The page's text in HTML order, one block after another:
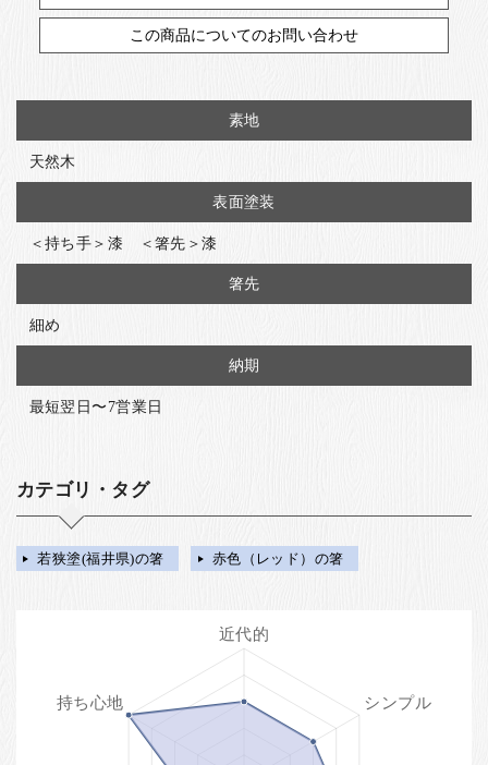
この商品についてのお問い合わせ
素地
天然木
表面塗装
＜持ち手＞漆 ＜箸先＞漆
箸先
細め
納期
最短翌日〜7営業日
カテゴリ・タグ
若狭塗(福井県)の箸 赤色（レッド）の箸